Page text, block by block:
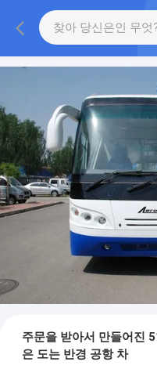
주문을 받아서 만들어진
은 도는 반경 공항 차